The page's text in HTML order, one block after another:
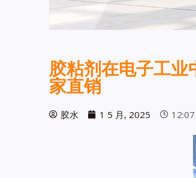
胶粘剂在电子工
家直销
胶水 1 5 月, 2025